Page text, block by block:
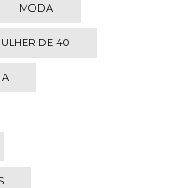
MODA
DE 40